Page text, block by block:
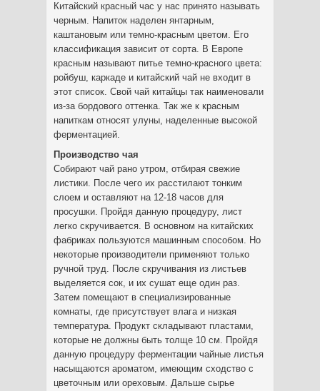
Китайский красный час у нас принято называть
черным. Напиток наделен янтарным,
каштановым или темно-красным цветом. Его
классификация зависит от сорта. В Европе
красным называют питье темно-красного цвета:
ройбуш, каркаде и китайский чай не входит в
этот список. Свой чай китайцы так наименовали
из-за бордового оттенка. Так же к красным
напиткам относят улуны, наделенные высокой
ферментацией.
Производство чая
Собирают чай рано утром, отбирая свежие
листики. После чего их расстилают тонким
слоем и оставляют на 12-18 часов для
просушки. Пройдя данную процедуру, лист
легко скручивается. В основном на китайских
фабриках пользуются машинным способом. Но
некоторые производители применяют только
ручной труд. После скручивания из листьев
выделяется сок, и их сушат еще один раз.
Затем помещают в специализированные
комнаты, где присутствует влага и низкая
температура. Продукт складывают пластами,
которые не должны быть толще 10 см. Пройдя
данную процедуру ферментации чайные листья
насыщаются ароматом, имеющим сходство с
цветочным или ореховым. Дальше сырье